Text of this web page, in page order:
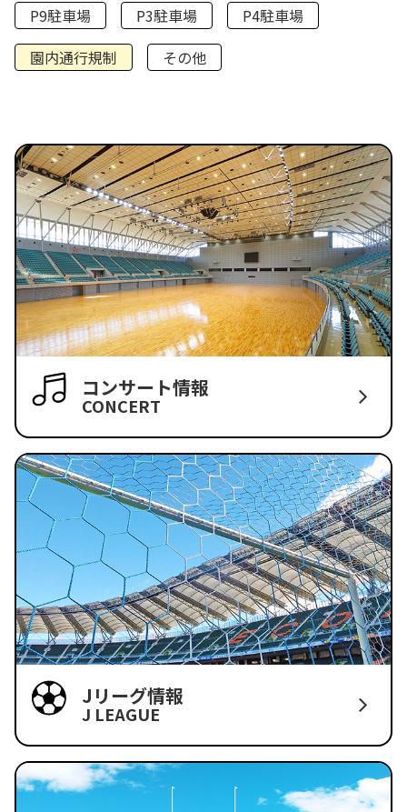
P9駐車場
P3駐車場
P4駐車場
園内通行規制
その他
コンサート情報
CONCERT
Jリーグ情報
J LEAGUE